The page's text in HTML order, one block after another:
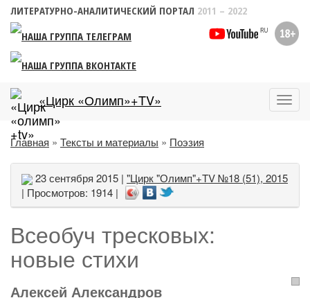
ЛИТЕРАТУРНО-АНАЛИТИЧЕСКИЙ ПОРТАЛ 2011 – 2022
меню
«Цирк «Олимп»+TV»
Главная » Тексты и материалы » Поэзия
23 сентября 2015 | "Цирк "Олимп"+TV №18 (51), 2015
| Просмотров: 1914 |
Всеобуч тресковых:
новые стихи
Алексей Александров